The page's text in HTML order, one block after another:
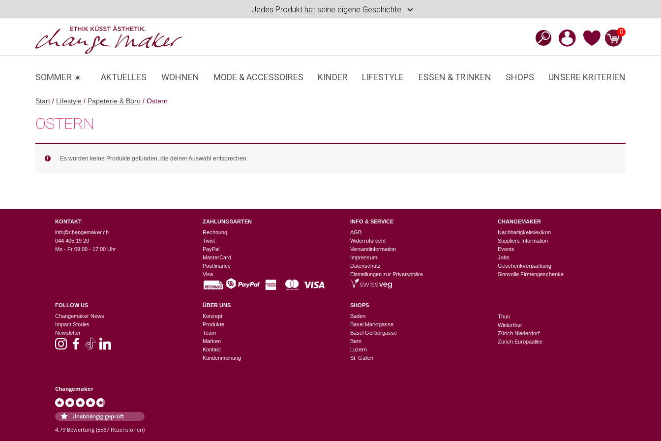
Jedes Produkt hat seine eigene Geschichte.
0
SOMMER ☀️ AKTUELLES WOHNEN MODE & ACCESSOIRES KINDER LIFESTYLE ESSEN & TRINKEN SHOPS UNSERE KRITERIEN
Start / Lifestyle / Papeterie & Büro / Ostern
OSTERN
Es wurden keine Produkte gefunden, die deiner Auswahl entsprechen.
KONTAKT
info@changemaker.ch
044 405 19 20
Mo - Fr 09:00 - 17:00 Uhr
FOLLOW US
Changemaker News
Impact Stories
Newsletter
Changemaker
Unabhängig geprüft
4.79 Bewertung (5587 Rezensionen)
ZAHLUNGSARTEN
Rechnung
Twint
PayPal
MasterCard
Postfinance
Visa
ÜBER UNS
Konzept
Produkte
Team
Marken
Kontakt
Kundenmeinung
INFO & SERVICE
AGB
Widerrufsrecht
Versandinformation
Impressum
Datenschutz
Einstellungen zur Privatsphäre
SHOPS
Baden
Basel Marktgasse
Basel Gerbergasse
Bern
Luzern
St. Gallen
CHANGEMAKER
Nachhaltigkeitslexikon
Suppliers Information
Events
Jobs
Geschenkverpackung
Sinnvolle Firmengeschenke
Thun
Winterthur
Zürich Niederdorf
Zürich Europaallee